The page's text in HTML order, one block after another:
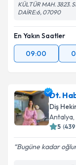
KÜLTÜR MAH. 3823.
DAİRE:6, 07090
En Yakın Saatler
09:00
Dt.
Diş
Antalya
5 (439
Bugüne kadar